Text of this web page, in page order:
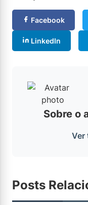
Facebook
LinkedIn
Sobre o
Ver
Posts